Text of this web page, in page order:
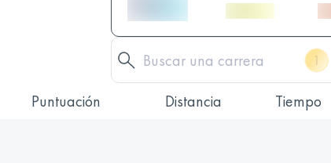
Puntuación Distancia Tiempo